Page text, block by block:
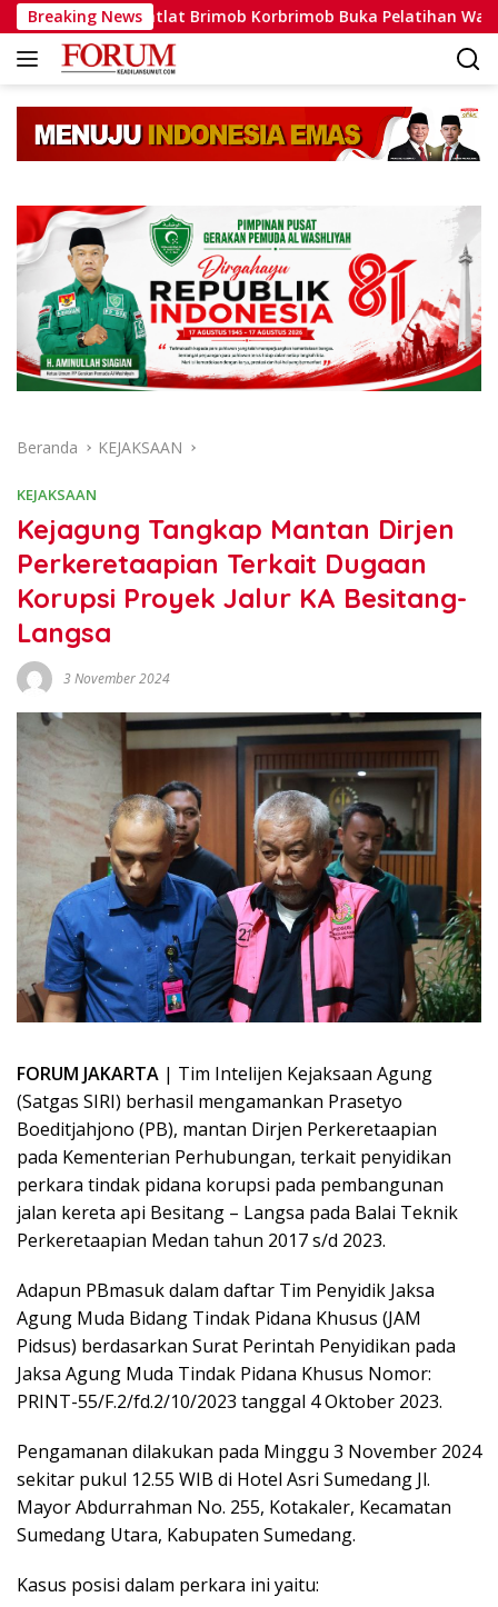
Langsung
ke
konten
Breaking News
Brimob Korbrimob Buka Pelatihan Wanteror
Beranda KEJAKSAAN
KEJAKSAAN
Kejagung Tangkap Mantan Dirjen
Perkeretaapian Terkait Dugaan
Korupsi Proyek Jalur KA Besitang-
Langsa
3 November 2024
FORUM JAKARTA | Tim Intelijen Kejaksaan Agung
(Satgas SIRI) berhasil mengamankan Prasetyo
Boeditjahjono (PB), mantan Dirjen Perkeretaapian
pada Kementerian Perhubungan, terkait penyidikan
perkara tindak pidana korupsi pada pembangunan
jalan kereta api Besitang – Langsa pada Balai Teknik
Perkeretaapian Medan tahun 2017 s/d 2023.
Adapun PBmasuk dalam daftar Tim Penyidik Jaksa
Agung Muda Bidang Tindak Pidana Khusus (JAM
Pidsus) berdasarkan Surat Perintah Penyidikan pada
Jaksa Agung Muda Tindak Pidana Khusus Nomor:
PRINT-55/F.2/fd.2/10/2023 tanggal 4 Oktober 2023.
Pengamanan dilakukan pada Minggu 3 November 2024
sekitar pukul 12.55 WIB di Hotel Asri Sumedang Jl.
Mayor Abdurrahman No. 255, Kotakaler, Kecamatan
Sumedang Utara, Kabupaten Sumedang.
Kasus posisi dalam perkara ini yaitu: